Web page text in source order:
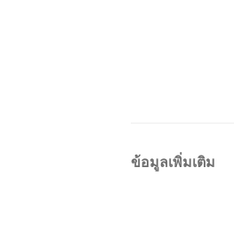
ข้อมูลเพิ่มเติม